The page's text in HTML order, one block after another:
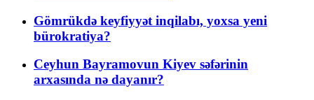
Gömrükdə keyfiyyət inqilabı, yoxsa yeni
bürokratiya?
Ceyhun Bayramovun Kiyev səfərinin
arxasında nə dayanır?